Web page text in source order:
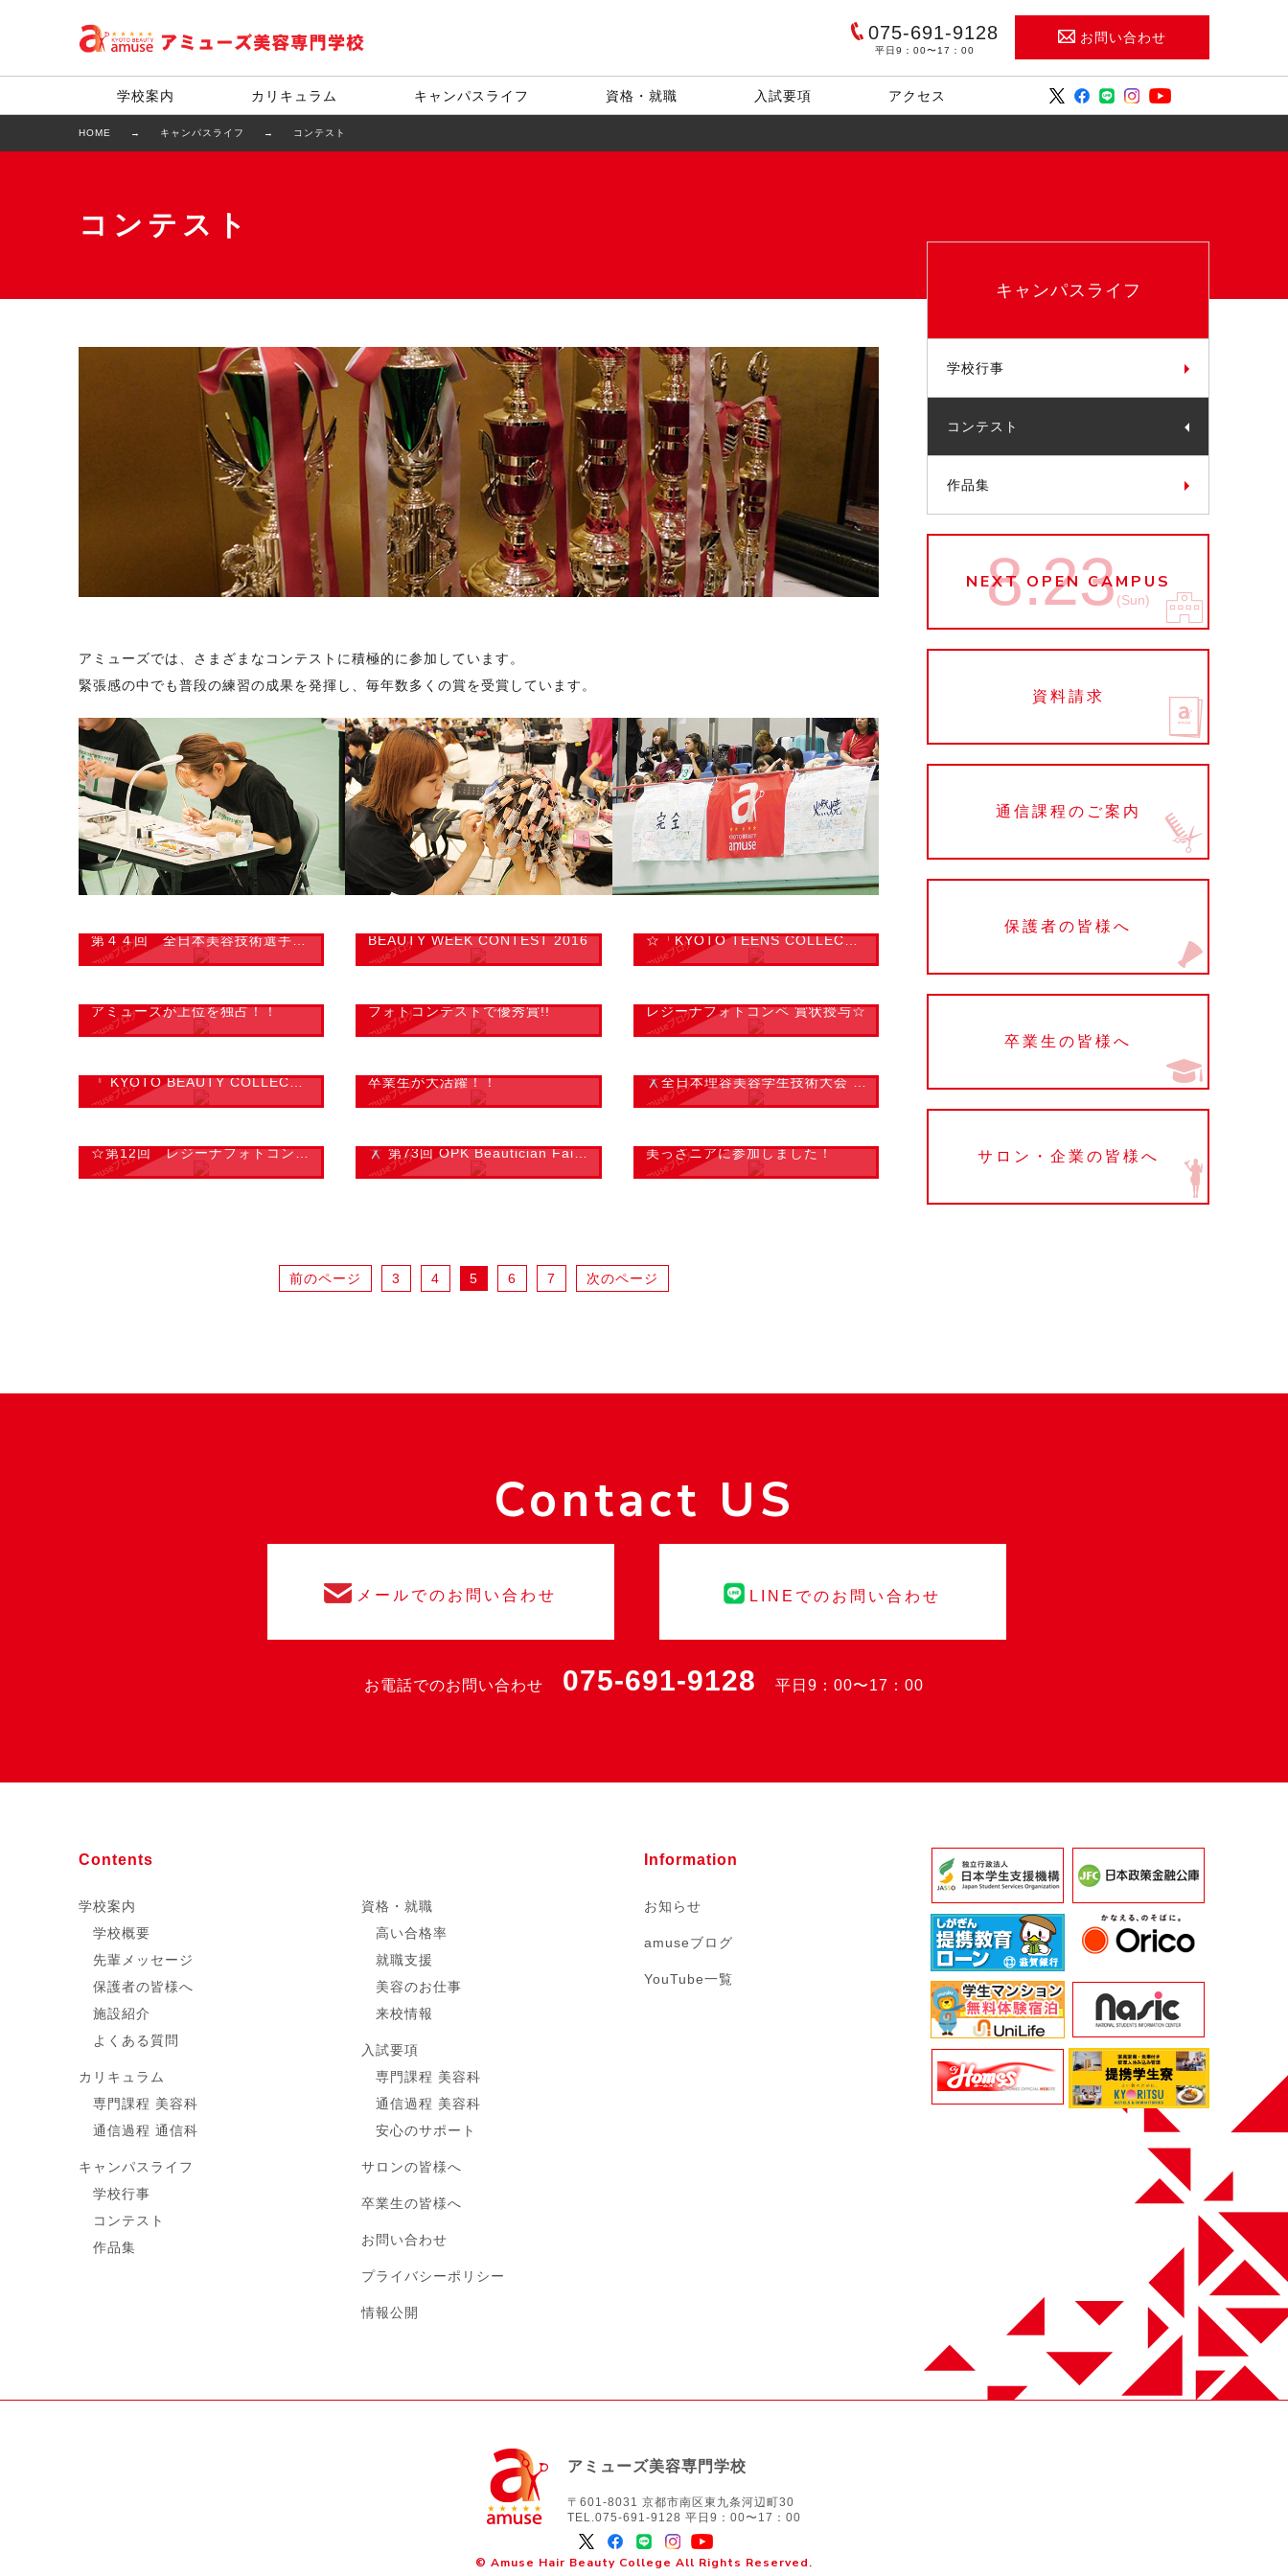
075-691-9128
平日9：00〜17：00
お問い合わせ
学校案内 カリキュラム キャンパスライフ 資格・就職 入試要項 アクセス
HOME キャンパスライフ コンテスト
コンテスト
アミューズでは、さまざまなコンテストに積極的に参加しています。
緊張感の中でも普段の練習の成果を発揮し、毎年数多くの賞を受賞しています。
第４４回 全日本美容技術選手権大会 京都府予選 BEAUTY WEEK CONTEST 2016 ☆「KYOTO TEENS COLLECTION 2016」☆
アミューズが上位を独占！！ フォトコンテストで優秀賞!! レジーナフォトコンペ 賞状授与☆
『 KYOTO BEAUTY COLLECTION 2015 』 卒業生が大活躍！！ 全日本理容美容学生技術大会 全国大会に出場
☆第12回 レジーナフォトコンペ 【グランプリ受賞!!】 ☆ 第73回 OPK Beautician Fair ２０１5 美っざニアに参加しました！
前のページ 3 4 5 6 7 次のページ
キャンパスライフ
学校行事
コンテスト
作品集
NEXT OPEN CAMPUS
8.23 (Sun)
資料請求
通信課程のご案内
保護者の皆様へ
卒業生の皆様へ
サロン・企業の皆様へ
Contact US
メールでのお問い合わせ LINEでのお問い合わせ
お電話でのお問い合わせ 075-691-9128 平日9：00〜17：00
Contents
学校案内
学校概要
先輩メッセージ
保護者の皆様へ
施設紹介
よくある質問
カリキュラム
専門課程 美容科
通信過程 通信科
キャンパスライフ
学校行事
コンテスト
作品集
資格・就職
高い合格率
就職支援
美容のお仕事
来校情報
入試要項
専門課程 美容科
通信過程 美容科
安心のサポート
サロンの皆様へ
卒業生の皆様へ
お問い合わせ
プライバシーポリシー
情報公開
Information
お知らせ
amuseブログ
YouTube一覧
アミューズ美容専門学校
〒601-8031 京都市南区東九条河辺町30
TEL.075-691-9128 平日9：00〜17：00
© Amuse Hair Beauty College All Rights Reserved.